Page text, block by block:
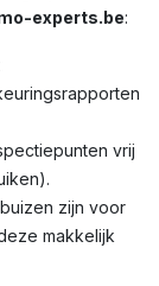
experts.be:
vrij
zijn voor
makkelijk